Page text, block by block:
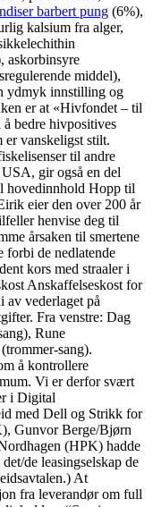
barbert pung (6%),
kalsium fra alger,
askorbinsyre
middel),
ydmyk innstilling og
er at «Hivfondet – til
bedre hivpositives
er vanskeligst stilt.
til andre
gir også en del
hovedinnhold Hopp til
eier den over 200 år
henvise deg til
årsaken til smertene
forbi de nedlatende
kors med straaler i
Anskaffelseskost for
av vederlaget på
Fra venstre: Dag
Rune
sang).
å kontrollere
Vi er derfor svært
i Digital
med Dell og Strikk for
Gunvor Berge/Bjørn
(HPK) hadde
de leasingselskap de
At
fra leverandør om full